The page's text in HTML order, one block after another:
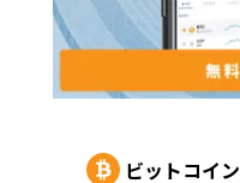
ビットコイン